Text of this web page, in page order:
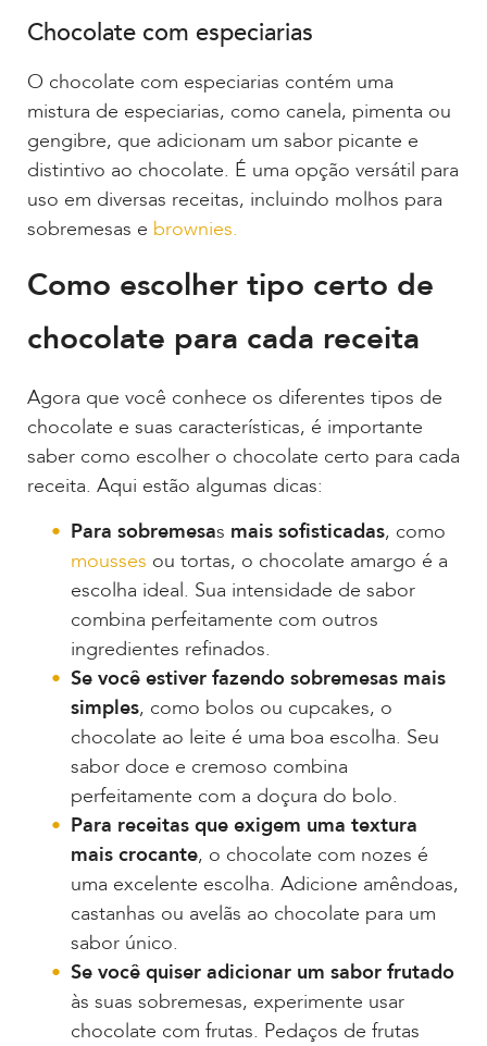
Chocolate com especiarias
O chocolate com especiarias contém uma
mistura de especiarias, como canela, pimenta ou
gengibre, que adicionam um sabor picante e
distintivo ao chocolate. É uma opção versátil para
uso em diversas receitas, incluindo molhos para
sobremesas e brownies.
Como escolher tipo certo de
chocolate para cada receita
Agora que você conhece os diferentes tipos de
chocolate e suas características, é importante
saber como escolher o chocolate certo para cada
receita. Aqui estão algumas dicas:
Para sobremesas mais sofisticadas, como
mousses ou tortas, o chocolate amargo é a
escolha ideal. Sua intensidade de sabor
combina perfeitamente com outros
ingredientes refinados.
Se você estiver fazendo sobremesas mais
simples, como bolos ou cupcakes, o
chocolate ao leite é uma boa escolha. Seu
sabor doce e cremoso combina
perfeitamente com a doçura do bolo.
Para receitas que exigem uma textura
mais crocante, o chocolate com nozes é
uma excelente escolha. Adicione amêndoas,
castanhas ou avelãs ao chocolate para um
sabor único.
Se você quiser adicionar um sabor frutado
às suas sobremesas, experimente usar
chocolate com frutas. Pedaços de frutas